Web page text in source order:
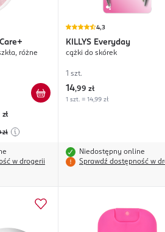
różne
zł
zł
w drogerii
4,3
KILLYS Everyday
cążki do skórek
1 szt.
14,99 zł
1 szt. = 14,99 zł
Niedostępny online
Sprawdź dostępność w